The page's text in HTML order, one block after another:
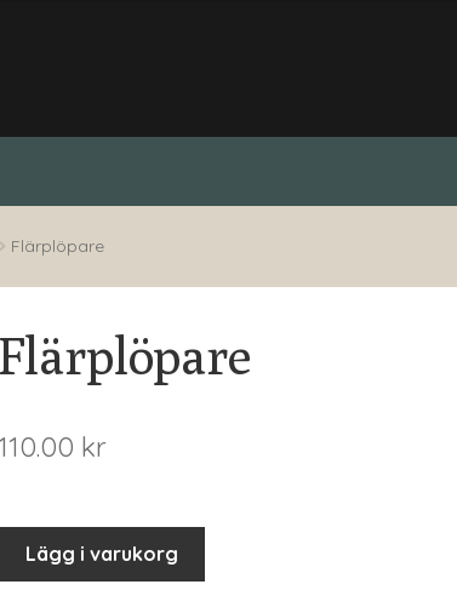
Flärplöpare
Flärplöpare
110.00 kr
Lägg i varukorg